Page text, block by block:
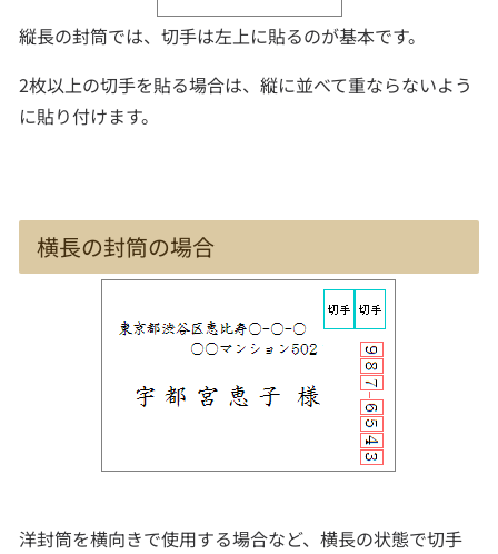
縦長の封筒では、切手は左上に貼るのが基本です。
2枚以上の切手を貼る場合は、縦に並べて重ならないよう
に貼り付けます。
横長の封筒の場合
洋封筒を横向きで使用する場合など、横長の状態で切手